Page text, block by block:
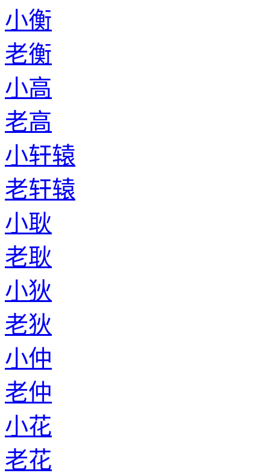
小衡
老衡
小高
老高
小轩辕
老轩辕
小耿
老耿
小狄
老狄
小仲
老仲
小花
老花